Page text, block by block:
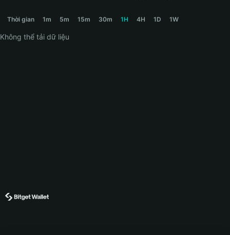
Thời gian 1m 5m 15m 30m 1H 4H 1D 1W
Không thể tải dữ liệu